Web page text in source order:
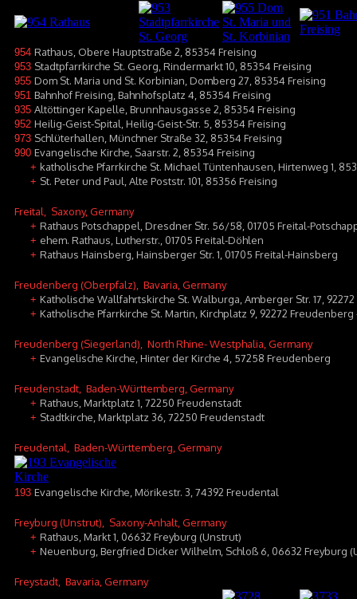
954 Rathaus, Obere Hauptstraße 2, 85354 Freising
953 Stadtpfarrkirche St. Georg, Rindermarkt 10, 85354 Freising
955 Dom St. Maria und St. Korbinian, Domberg 27, 85354 Freising
951 Bahnhof Freising, Bahnhofsplatz 4, 85354 Freising
935 Altöttinger Kapelle, Brunnhausgasse 2, 85354 Freising
952 Heilig-Geist-Spital, Heilig-Geist-Str. 5, 85354 Freising
973 Schlüterhallen, Münchner Straße 32, 85354 Freising
990 Evangelische Kirche, Saarstr. 2, 85354 Freising
+ katholische Pfarrkirche St. Michael Tüntenhausen, Hirtenweg 1,
+ St. Peter und Paul, Alte Poststr. 101, 85356 Freising
Freital , Saxony, Germany
+ Rathaus Potschappel, Dresdner Str. 56/58, 01705 Freital-
+ ehem. Rathaus, Lutherstr., 01705 Freital-Döhlen
+ Rathaus Hainsberg, Hainsberger Str. 1, 01705 Freital-Hainsberg
Freudenberg (Oberpfalz) , Bavaria, Germany
+ Katholische Wallfahrtskirche St. Walburga, Amberger Str. 17,
+ Katholische Pfarrkirche St. Martin, Kirchplatz 9, 92272
Freudenberg (Siegerland) , North Rhine- Westphalia, Germany
+ Evangelische Kirche, Hinter der Kirche 4, 57258 Freudenberg
Freudenstadt , Baden-Württemberg, Germany
+ Rathaus, Marktplatz 1, 72250 Freudenstadt
+ Stadtkirche, Marktplatz 36, 72250 Freudenstadt
Freudental , Baden-Württemberg, Germany
193 Evangelische Kirche, Mörikestr. 3, 74392 Freudental
Freyburg (Unstrut) , Saxony-Anhalt, Germany
+ Rathaus, Markt 1, 06632 Freyburg (Unstrut)
+ Neuenburg, Bergfried Dicker Wilhelm, Schloß 6, 06632 Freyburg
Freystadt , Bavaria, Germany